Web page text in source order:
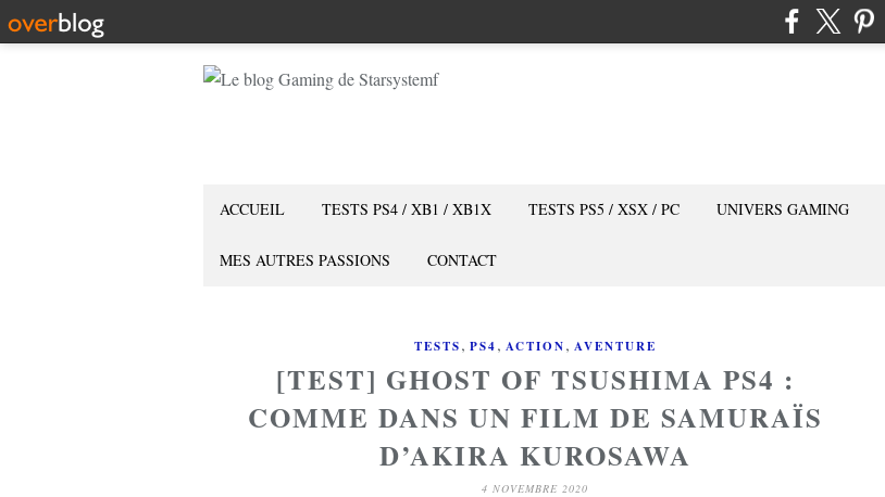
ACCUEIL TESTS PS4 / XB1 / XB1X TESTS PS5 / XSX / PC UNIVERS GAMING
MES AUTRES PASSIONS CONTACT
TESTS, PS4, ACTION, AVENTURE
[TEST] GHOST OF TSUSHIMA PS4 :
COMME DANS UN FILM DE SAMURAÏS
D’AKIRA KUROSAWA
4 NOVEMBRE 2020